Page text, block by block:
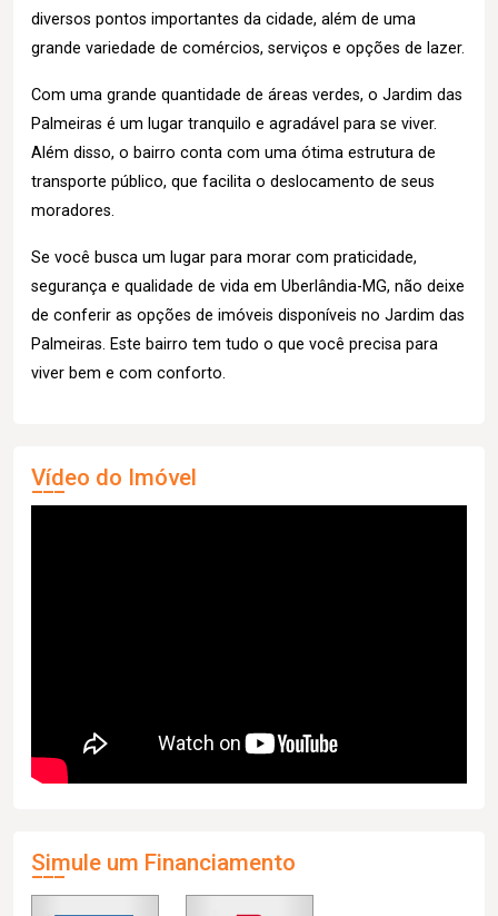
diversos pontos importantes da cidade, além de uma
grande variedade de comércios, serviços e opções de lazer.
Com uma grande quantidade de áreas verdes, o Jardim das
Palmeiras é um lugar tranquilo e agradável para se viver.
Além disso, o bairro conta com uma ótima estrutura de
transporte público, que facilita o deslocamento de seus
moradores.
Se você busca um lugar para morar com praticidade,
segurança e qualidade de vida em Uberlândia-MG, não deixe
de conferir as opções de imóveis disponíveis no Jardim das
Palmeiras. Este bairro tem tudo o que você precisa para
viver bem e com conforto.
Vídeo do Imóvel
Simule um Financiamento